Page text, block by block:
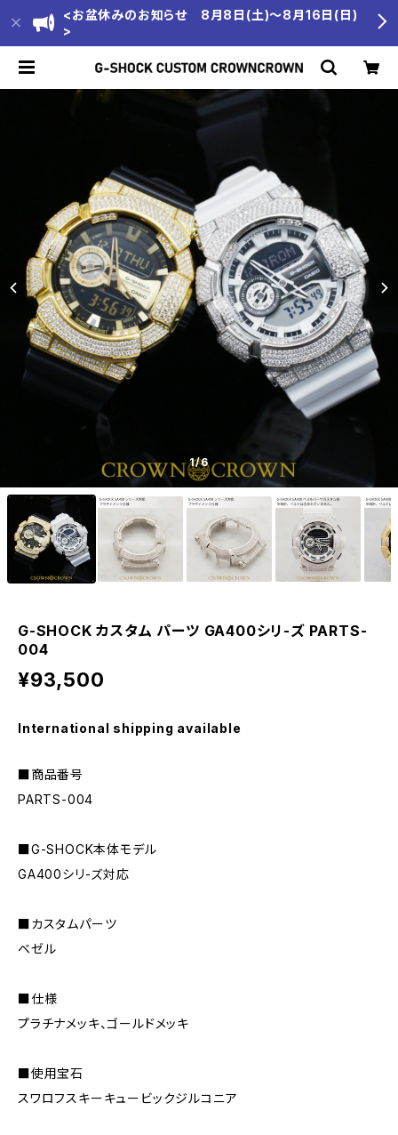
<お盆休みのお知らせ 8月8日(土)～8月16日(日)
>
1/6
G-SHOCK カスタム パーツ GA400シリ-ズ PARTS-
004
¥93,500
International shipping available
■商品番号
PARTS-004
■G-SHOCK本体モデル
GA400シリ-ズ対応
■カスタムパーツ
ベゼル
■仕様
プラチナメッキ、ゴールドメッキ
■使用宝石
スワロフスキーキュービックジルコニア